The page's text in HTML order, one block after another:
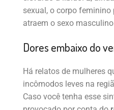
sexual, o corpo feminino
atraem o sexo
Dores embaixo do
Há relatos de mulheres
incômodos leves na
Caso você tenha esse